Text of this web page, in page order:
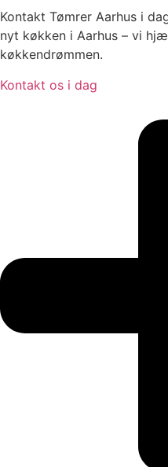
Kontakt Tømrer Aarhus i
nyt køkken i Aarhus – vi
køkkendrømmen.
Kontakt os i dag